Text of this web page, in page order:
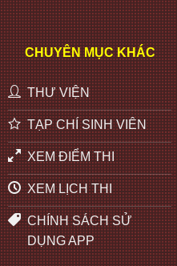
CHUYÊN MỤC KHÁC
THƯ VIỆN
TẠP CHÍ SINH VIÊN
XEM ĐIỂM THI
XEM LỊCH THI
CHÍNH SÁCH SỬ
DỤNG APP